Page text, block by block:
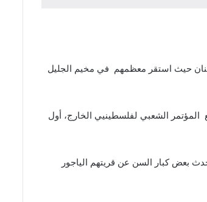
لبنان حيث استقر معظمهم في مخيم الجليل
المؤتمر الشعبي لفلسطينيي الخارج، أول
بعض كبار السن عن قريتهم الياجور